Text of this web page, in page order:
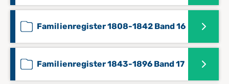
Familienregister 1808-1842 Band 16
Familienregister 1843-1896 Band 17